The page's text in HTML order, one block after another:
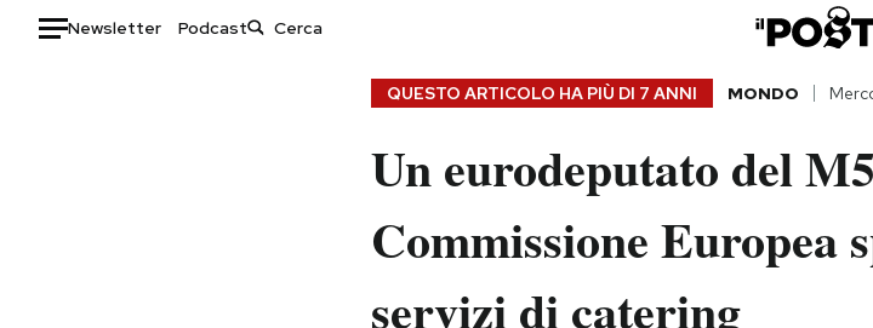
Newsletter Podcast
Storie/Idee
QUESTO ARTICOLO HA PIÙ DI 7 ANNI MONDO
Un eurodeputato del
Commissione Europea
servizi di catering